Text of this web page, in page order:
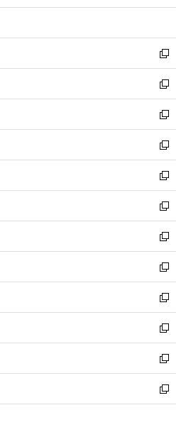
開
ウ
開
く
ン
ウ
で
開
く
ウ
ン
ド
ウ
で
開
く
新
し
い
ウ
ィ
ン
ド
ウ
で
開
く
新
し
い
ウ
ィ
ン
ド
ウ
で
開
く
新
し
い
ウ
ィ
ン
ド
ウ
で
開
く
新
し
い
ウ
ィ
ン
ド
ウ
で
開
く
新
し
い
ウ
ィ
ン
ド
ウ
で
開
く
新
し
い
ウ
ィ
ン
ド
ウ
で
開
く
新
し
い
ウ
ィ
ン
ド
ウ
で
開
く
新
し
い
ウ
ィ
ン
ド
ウ
で
開
新
し
い
ウ
ィ
ン
ド
ウ
新
し
い
ウ
ィ
ン
新
し
い
ウ
新
し